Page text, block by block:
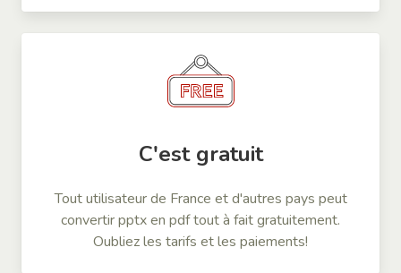
C'est gratuit
Tout utilisateur de France et d'autres pays peut
convertir pptx en pdf tout à fait gratuitement.
Oubliez les tarifs et les paiements!